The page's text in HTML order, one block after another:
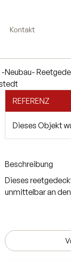
Kontakt
REFERENZ
Dieses Objekt
Beschreibung
Dieses
unmittelbar an
Stunden im
Außenarchitektur